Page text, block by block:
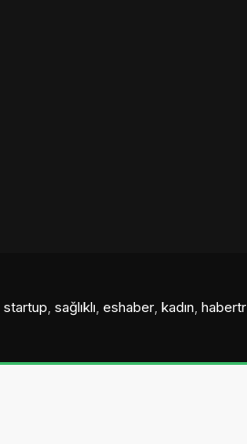
startup, sağlıklı, eshaber, kadın, habertr